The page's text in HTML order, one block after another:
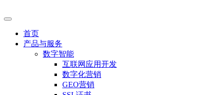
首页
产品与服务
数字智能
互联网应用开发
数字化营销
GEO营销